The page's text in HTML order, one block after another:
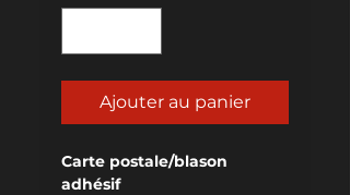
Ajouter au panier
Carte postale/blason
adhésif